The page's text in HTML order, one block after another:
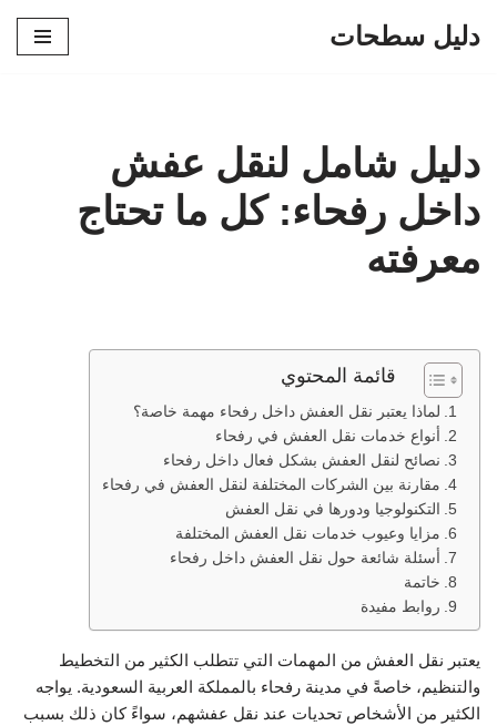
دليل سطحات
دليل شامل لنقل عفش
داخل رفحاء: كل ما تحتاج
معرفته
قائمة المحتوي
لماذا يعتبر نقل العفش داخل رفحاء مهمة خاصة؟
أنواع خدمات نقل العفش في رفحاء
نصائح لنقل العفش بشكل فعال داخل رفحاء
مقارنة بين الشركات المختلفة لنقل العفش في رفحاء
التكنولوجيا ودورها في نقل العفش
مزايا وعيوب خدمات نقل العفش المختلفة
أسئلة شائعة حول نقل العفش داخل رفحاء
خاتمة
روابط مفيدة
يعتبر نقل العفش من المهمات التي تتطلب الكثير من التخطيط
والتنظيم، خاصةً في مدينة رفحاء بالمملكة العربية السعودية. يواجه
الكثير من الأشخاص تحديات عند نقل عفشهم، سواءً كان ذلك بسبب